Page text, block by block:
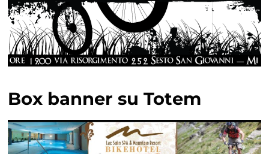
Box banner su Totem